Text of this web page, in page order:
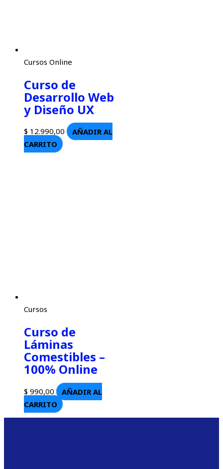
Cursos Online
Curso de
Desarrollo Web
y Diseño UX
$ 12.990,00
AÑADIR AL
CARRITO
Cursos
Curso de
Láminas
Comestibles –
100% Online
$ 990,00
AÑADIR AL
CARRITO